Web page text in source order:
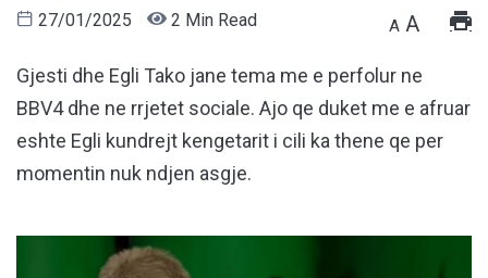
27/01/2025 2 Min Read A A
Gjesti dhe Egli Tako jane tema me e perfolur ne
BBV4 dhe ne rrjetet sociale. Ajo qe duket me e afruar
eshte Egli kundrejt kengetarit i cili ka thene qe per
momentin nuk ndjen asgje.